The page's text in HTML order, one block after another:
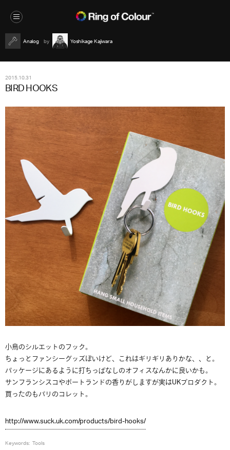
Analog Yoshikage Kajiwara
2015.10.31
BIRD HOOKS
小鳥のシルエットのフック。
ちょっとファンシーグッズぽいけど、これはギリギリありかな、、と。
パッケージにあるように打ちっぱなしのオフィスなんかに良いかも。
サンフランシスコやポートランドの香りがしますが実はUKプロダクト。
買ったのもパリのコレット。
http://www.suck.uk.com/products/bird-hooks/
Keywords: Tools